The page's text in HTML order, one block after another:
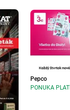
Pepco
PONUKA PLATÍ